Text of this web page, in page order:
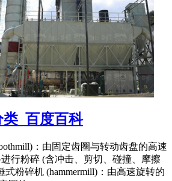
_百度百科
：由固定齿圈与转动齿盘的高速
行粉碎 (含冲击、剪切、碰撞、摩擦
式粉碎机 (hammermill)：由高速旋转的